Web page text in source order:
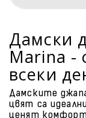
Дамски
Marina -
всеки
Дамските
цвят са
ценят